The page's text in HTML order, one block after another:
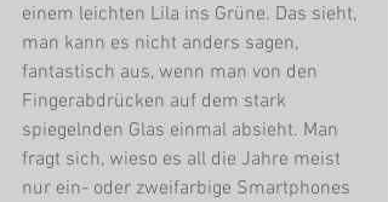
einem leichten Lila ins Grüne. Das sieht,
man kann es nicht anders sagen,
fantastisch aus, wenn man von den
Fingerabdrücken auf dem stark
spiegelnden Glas einmal absieht. Man
fragt sich, wieso es all die Jahre meist
nur ein- oder zweifarbige Smartphones